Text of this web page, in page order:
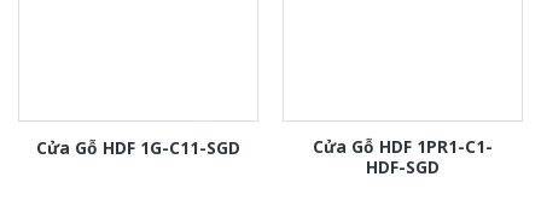
Cửa Gỗ HDF 1G-C11-SGD
Cửa Gỗ HDF 1PR1-C1-
HDF-SGD